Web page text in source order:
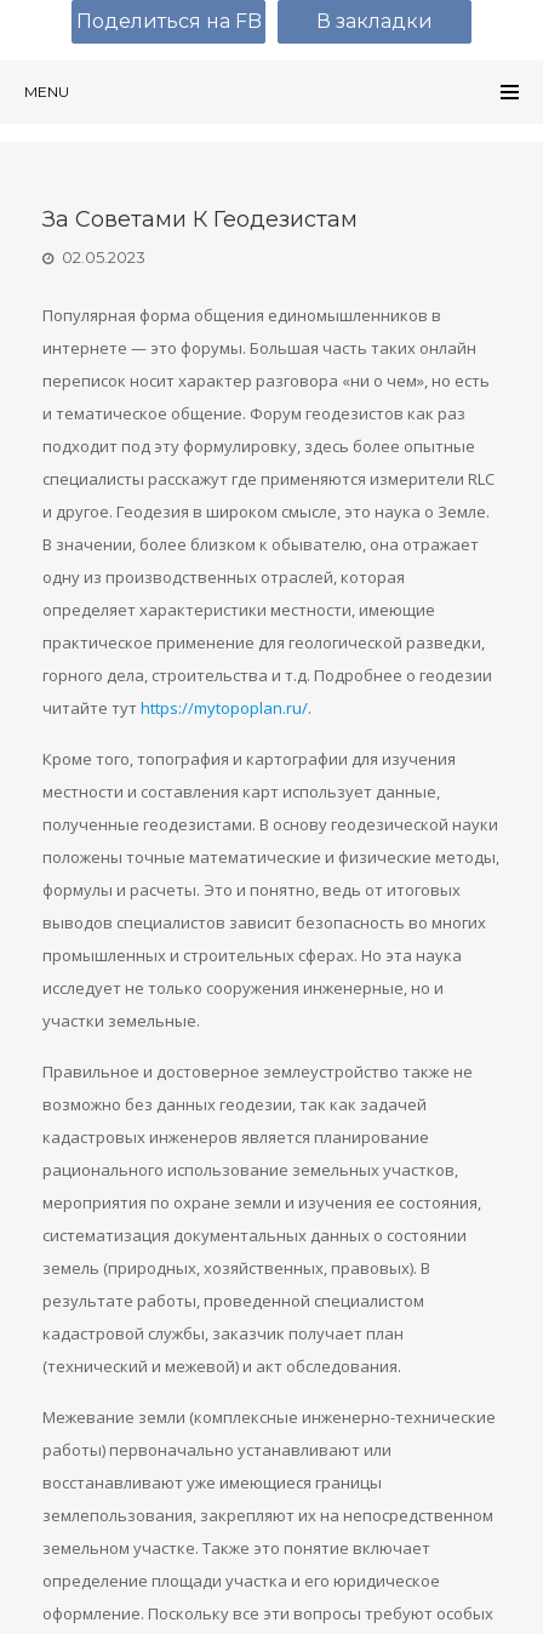
MENU
За Советами К Геодезистам
02.05.2023
Популярная форма общения единомышленников в
интернете — это форумы. Большая часть таких онлайн
переписок носит характер разговора «ни о чем», но есть
и тематическое общение. Форум геодезистов как раз
подходит под эту формулировку, здесь более опытные
специалисты расскажут где применяются измерители RLC
и другое. Геодезия в широком смысле, это наука о Земле.
В значении, более близком к обывателю, она отражает
одну из производственных отраслей, которая
определяет характеристики местности, имеющие
практическое применение для геологической разведки,
горного дела, строительства и т.д. Подробнее о геодезии
читайте тутhttps://mytopoplan.ru/.
Кроме того, топография и картографии для изучения
местности и составления карт использует данные,
полученные геодезистами. В основу геодезической науки
положены точные математические и физические методы,
формулы и расчеты. Это и понятно, ведь от итоговых
выводов специалистов зависит безопасность во многих
промышленных и строительных сферах. Но эта наука
исследует не только сооружения инженерные, но и
участки земельные.
Правильное и достоверное землеустройство также не
возможно без данных геодезии, так как задачей
кадастровых инженеров является планирование
рационального использование земельных участков,
мероприятия по охране земли и изучения ее состояния,
систематизация документальных данных о состоянии
земель (природных, хозяйственных, правовых). В
результате работы, проведенной специалистом
кадастровой службы, заказчик получает план
(технический и межевой) и акт обследования.
Межевание земли (комплексные инженерно-технические
работы) первоначально устанавливают или
восстанавливают уже имеющиеся границы
землепользования, закрепляют их на непосредственном
земельном участке. Также это понятие включает
определение площади участка и его юридическое
оформление. Поскольку все эти вопросы требуют особых
Поделиться на FB В закладки